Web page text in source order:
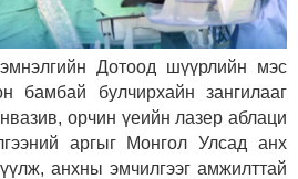
Дотоод шүүрлийн мэс
бамбай булчирхайн зангилааг
орчин үеийн лазер аблаци
аргыг Монгол Улсад анх
анхны эмчилгээг амжилттай